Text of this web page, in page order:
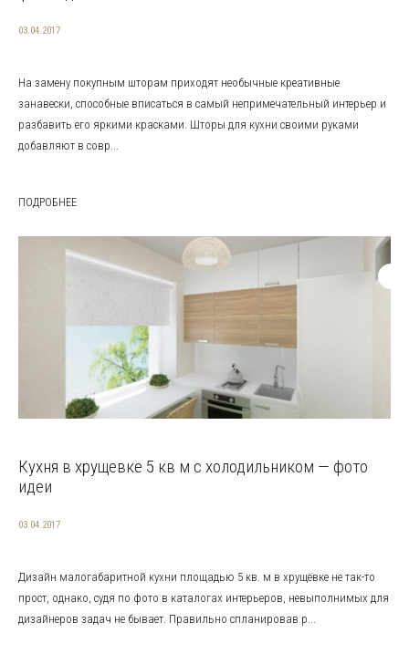
03.04.2017
На замену покупным шторам приходят необычные креативные
занавески, способные вписаться в самый непримечательный интерьер и
разбавить его яркими красками. Шторы для кухни своими руками
добавляют в совр...
ПОДРОБНЕЕ
Кухня в хрущевке 5 кв м с холодильником — фото
идеи
03.04.2017
Дизайн малогабаритной кухни площадью 5 кв. м в хрущёвке не так-то
прост, однако, судя по фото в каталогах интерьеров, невыполнимых для
дизайнеров задач не бывает. Правильно спланировав р...